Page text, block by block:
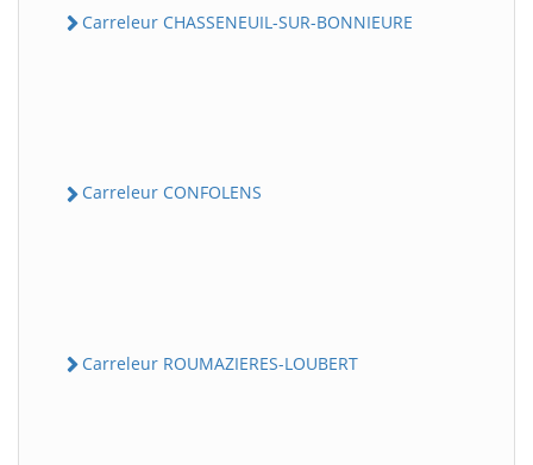
Carreleur CHASSENEUIL-SUR-BONNIEURE
Carreleur CONFOLENS
Carreleur ROUMAZIERES-LOUBERT